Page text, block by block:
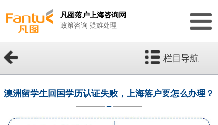
凡图落户上海咨询网
政策咨询 疑难处理
栏目导航
澳洲留学生回国学历认证失败，上海落户要怎么办理？